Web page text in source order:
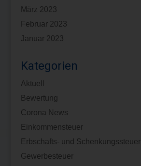
März 2023
Februar 2023
Januar 2023
Kategorien
Aktuell
Bewertung
Corona News
Einkommensteuer
Erbschafts- und Schenkungssteuer
Gewerbesteuer